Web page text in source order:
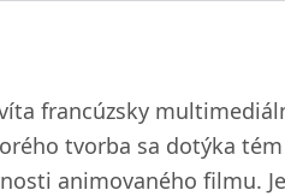
francúzsky
tvorba sa dotýka tém
animovaného filmu.